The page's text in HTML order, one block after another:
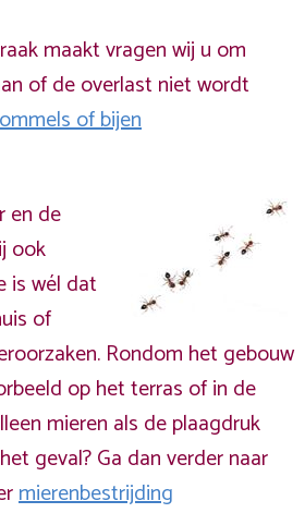
maakt vragen wij u om
of de overlast niet wordt
of bijen
en de
ook
is wél dat
of
Rondom het gebouw
op het terras of in de
mieren als de plaagdruk
geval? Ga dan verder naar
mierenbestrijding